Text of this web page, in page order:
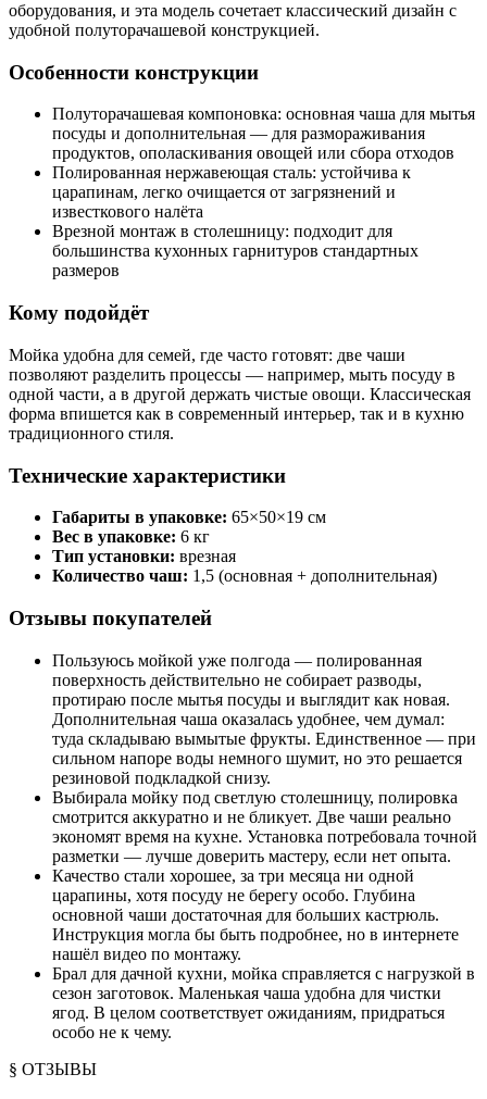
оборудования, и эта модель сочетает классический дизайн с
удобной полуторачашевой конструкцией.
Особенности конструкции
Полуторачашевая компоновка: основная чаша для мытья
посуды и дополнительная — для размораживания
продуктов, ополаскивания овощей или сбора отходов
Полированная нержавеющая сталь: устойчива к
царапинам, легко очищается от загрязнений и
известкового налёта
Врезной монтаж в столешницу: подходит для
большинства кухонных гарнитуров стандартных
размеров
Кому подойдёт
Мойка удобна для семей, где часто готовят: две чаши
позволяют разделить процессы — например, мыть посуду в
одной части, а в другой держать чистые овощи. Классическая
форма впишется как в современный интерьер, так и в кухню
традиционного стиля.
Технические характеристики
Габариты в упаковке: 65×50×19 см
Вес в упаковке: 6 кг
Тип установки: врезная
Количество чаш: 1,5 (основная + дополнительная)
Отзывы покупателей
Пользуюсь мойкой уже полгода — полированная
поверхность действительно не собирает разводы,
протираю после мытья посуды и выглядит как новая.
Дополнительная чаша оказалась удобнее, чем думал:
туда складываю вымытые фрукты. Единственное — при
сильном напоре воды немного шумит, но это решается
резиновой подкладкой снизу.
Выбирала мойку под светлую столешницу, полировка
смотрится аккуратно и не бликует. Две чаши реально
экономят время на кухне. Установка потребовала точной
разметки — лучше доверить мастеру, если нет опыта.
Качество стали хорошее, за три месяца ни одной
царапины, хотя посуду не берегу особо. Глубина
основной чаши достаточная для больших кастрюль.
Инструкция могла бы быть подробнее, но в интернете
нашёл видео по монтажу.
Брал для дачной кухни, мойка справляется с нагрузкой в
сезон заготовок. Маленькая чаша удобна для чистки
ягод. В целом соответствует ожиданиям, придраться
особо не к чему.
§ ОТЗЫВЫ